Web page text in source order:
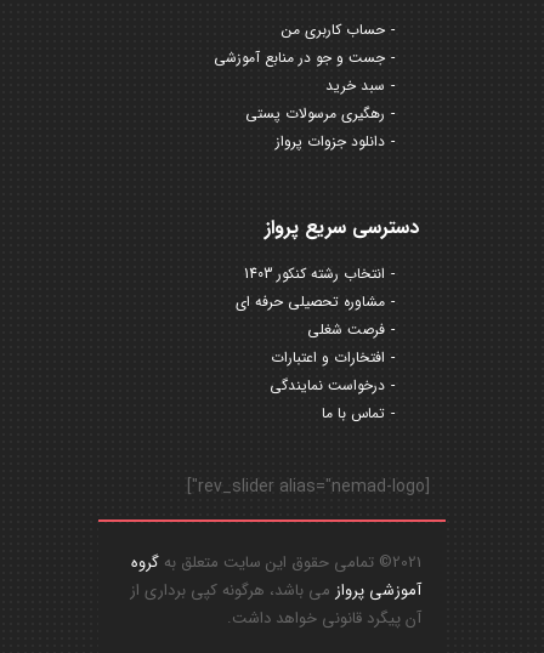
حساب کاربری من
جست و جو در منابع آموزشی
سبد خرید
رهگیری مرسولات پستی
دانلود جزوات پرواز
دسترسی سریع پرواز
انتخاب رشته کنکور 1403
مشاوره تحصیلی حرفه ای
فرصت شغلی
افتخارات و اعتبارات
درخواست نمایندگی
تماس با ما
[rev_slider alias="nemad-logo"]
2021© تمامی حقوق این سایت متعلق به
گروه
آموزشی پرواز می باشد، هرگونه کپی برداری از
آن پیگرد قانونی خواهد داشت.